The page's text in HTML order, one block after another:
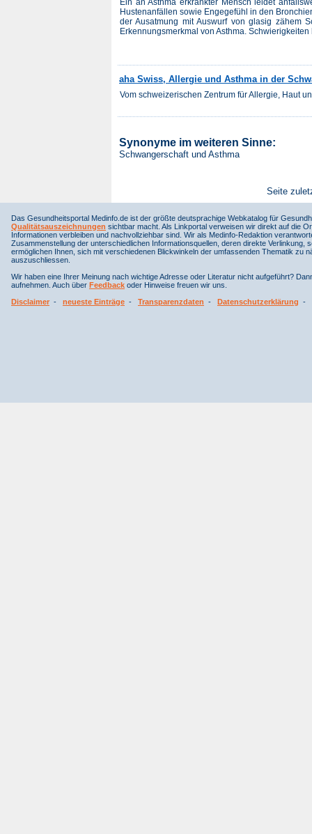
Ein an Asthma erkrankter Mensch leidet
Hustenanfällen sowie Engegefühl in den
der Ausatmung mit Auswurf von glasig zähem
Erkennungsmerkmal von Asthma. Schwierigkeiten
aha Swiss, Allergie und Asthma in der
Vom schweizerischen Zentrum für Allergie, Haut
Synonyme im weiteren Sinne:
Schwangerschaft und Asthma
Seite
Das Gesundheitsportal Medinfo.de ist der größte deutsprachige Webkatalog für
Qualitätsauszeichnungen sichtbar macht. Als Linkportal verweisen wir direkt auf die
Informationen verbleiben und nachvollziehbar sind. Wir als Medinfo-Redaktion
Zusammenstellung der unterschiedlichen Informationsquellen, deren direkte
ermöglichen Ihnen, sich mit verschiedenen Blickwinkeln der umfassenden Thematik
auszuschliessen.
Wir haben eine Ihrer Meinung nach wichtige Adresse oder Literatur nicht aufgeführt?
aufnehmen. Auch über Feedback oder Hinweise freuen wir uns.
Disclaimer - neueste Einträge - Transparenzdaten - Datenschutzerklärung -